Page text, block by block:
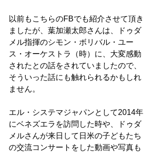
以前もこちらのFBでも紹介させて頂き
ましたが、葉加瀬太郎さんは、ドゥダ
メル指揮のシモン・ボリバル・ユー
ス・オーケストラ（時）に、大変感動
されたとの話をされていましたので、
そういった話にも触れられるかもしれ
ません。
エル・システマジャパンとして2014年
にベネズエラを訪問した時や、ドゥダ
メルさんが来日して日米の子どもたち
の交流コンサートをした動画や写真も